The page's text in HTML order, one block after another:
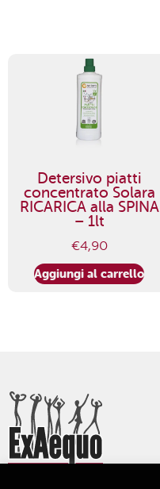
Detersivo piatti
concentrato Solara
RICARICA alla SPINA
– 1lt
€4,90
Aggiungi al carrello